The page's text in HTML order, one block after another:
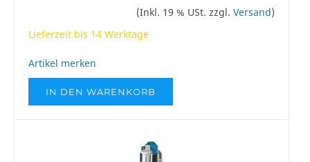
(Inkl. 19 % USt. zzgl. Versand)
Lieferzeit bis 14 Werktage
Artikel merken
IN DEN WARENKORB